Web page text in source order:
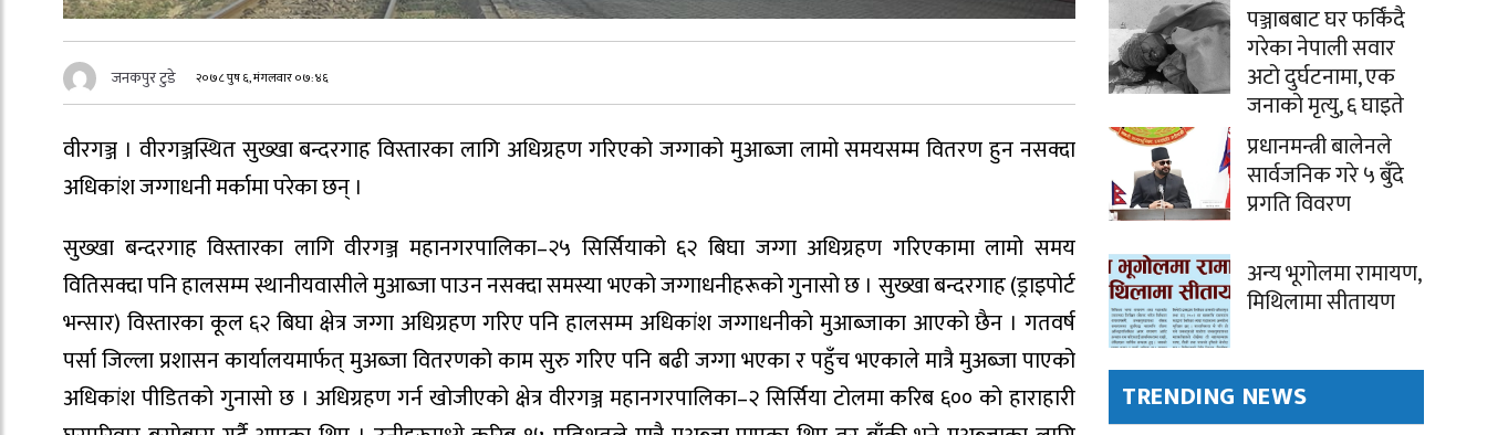
जनकपुर टुडे २०७८ पुष ६, मंगलवार ०७:४६
वीरगञ्ज । वीरगञ्जस्थित सुख्खा बन्दरगाह विस्तारका लागि अधिग्रहण गरिएको जग्गाको मुआब्जा लामो समयसम्म वितरण हुन नसक्दा
अधिकांश जग्गाधनी मर्कामा परेका छन् ।
सुख्खा बन्दरगाह विस्तारका लागि वीरगञ्ज महानगरपालिका–२५ सिर्सियाको ६२ बिघा जग्गा अधिग्रहण गरिएकामा लामो समय
वितिसक्दा पनि हालसम्म स्थानीयवासीले मुआब्जा पाउन नसक्दा समस्या भएको जग्गाधनीहरूको गुनासो छ । सुख्खा बन्दरगाह (ड्राइपोर्ट
भन्सार) विस्तारका कूल ६२ बिघा क्षेत्र जग्गा अधिग्रहण गरिए पनि हालसम्म अधिकांश जग्गाधनीको मुआब्जाका आएको छैन । गतवर्ष
पर्सा जिल्ला प्रशासन कार्यालयमार्फत् मुअब्जा वितरणको काम सुरु गरिए पनि बढी जग्गा भएका र पहुँच भएकाले मात्रै मुअब्जा पाएको
अधिकांश पीडितको गुनासो छ । अधिग्रहण गर्न खोजीएको क्षेत्र वीरगञ्ज महानगरपालिका–२ सिर्सिया टोलमा करिब ६०० को हाराहारी
पञ्जाबबाट घर फर्किंदै
गरेका नेपाली सवार
अटो दुर्घटनामा, एक
जनाको मृत्यु, ६ घाइते
प्रधानमन्त्री बालेनले
सार्वजनिक गरे ५ बुँदे
प्रगति विवरण
अन्य भूगोलमा रामायण,
मिथिलामा सीतायण
TRENDING NEWS